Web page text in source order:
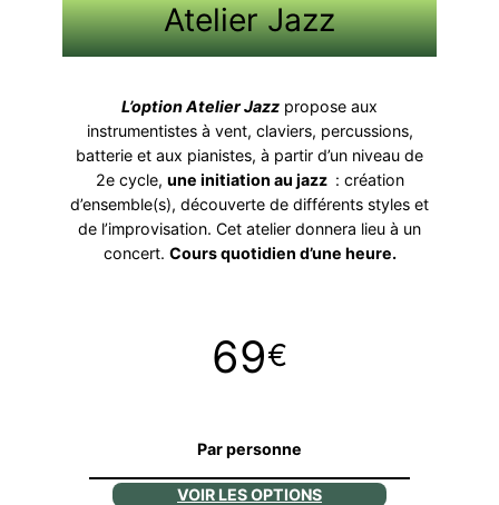
Atelier Jazz
L’option Atelier Jazz propose aux
instrumentistes à vent, claviers, percussions,
batterie et aux pianistes, à partir d’un niveau de
2e cycle, une initiation au jazz: création
d’ensemble(s), découverte de différents styles et
de l’improvisation. Cet atelier donnera lieu à un
concert. Cours quotidien d’une heure.
69€
Par personne
VOIR LES OPTIONS